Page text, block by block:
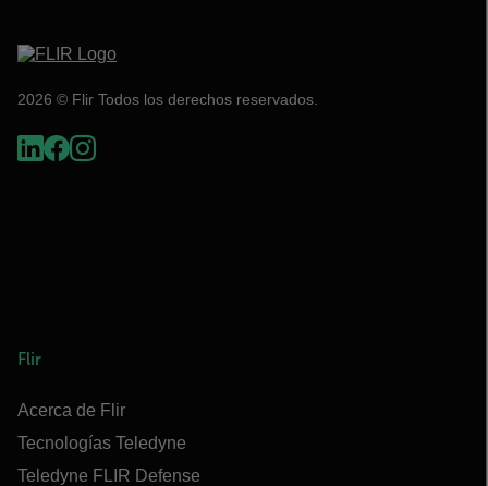
2026 © Flir Todos los derechos reservados.
Flir
Acerca de Flir
Tecnologías Teledyne
Teledyne FLIR Defense